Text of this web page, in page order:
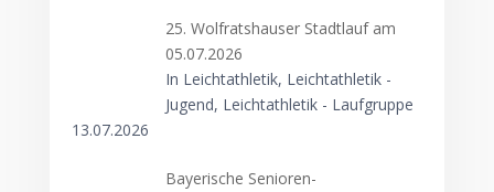
25. Wolfratshauser Stadtlauf am
05.07.2026
In Leichtathletik, Leichtathletik -
Jugend, Leichtathletik - Laufgruppe
13.07.2026
Bayerische Senioren-